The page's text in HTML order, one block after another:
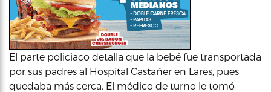
El parte policiaco detalla que la bebé fue transportada
por sus padres al Hospital Castañer en Lares, pues
quedaba más cerca. El médico de turno le tomó